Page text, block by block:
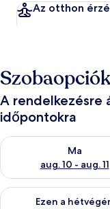
Az otthon
Szobaopciók
A rendelkezésre
időpontokra
Ma
aug. 10 - aug. 11
A ma esti
Ezen a
A mostani hétvégi